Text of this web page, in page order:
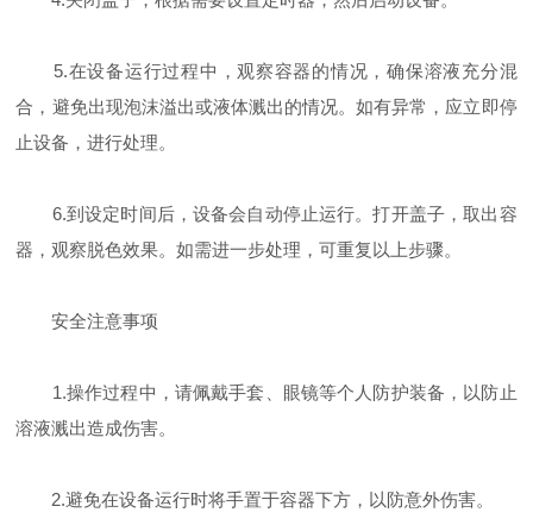
5.在设备运行过程中，观察容器的情况，确保溶液充分混
合，避免出现泡沫溢出或液体溅出的情况。如有异常，应立即停
止设备，进行处理。
6.到设定时间后，设备会自动停止运行。打开盖子，取出容
器，观察脱色效果。如需进一步处理，可重复以上步骤。
安全注意事项
1.操作过程中，请佩戴手套、眼镜等个人防护装备，以防止
溶液溅出造成伤害。
2.避免在设备运行时将手置于容器下方，以防意外伤害。